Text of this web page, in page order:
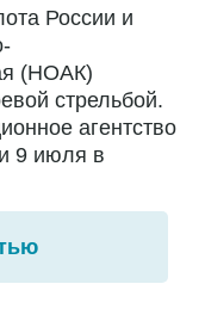
России и
(НОАК)
стрельбой.
агентство
9 июля в